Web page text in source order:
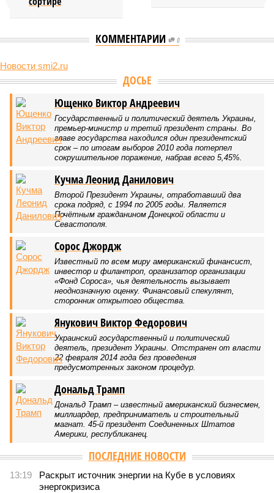
КОММЕНТАРИИ 0
Новости smi2.ru
ДОСЬЕ
Ющенко Виктор Андреевич
Государственный и политический деятель Украины,
премьер-министр и третий президент страны. Во
главе государства находился один президентский
срок – по итогам выборов 2010 года потерпел
сокрушительное поражение, набрав всего 5,45%.
Кучма Леонид Данилович
Второй Президент Украины, отработавший два
срока подряд, с 1994 по 2005 годы. Является
Почётным гражданином Донецкой области и
Севастополя.
Сорос Джордж
Известный по всем миру американский финансист,
инвестор и филантроп, организатор организации
«Фонд Сороса», чья деятельность вызывает
неоднозначную оценку. Финансовый спекулянт,
сторонник открытого общества.
Янукович Виктор Федорович
Украинский государственный и политический
деятель, президент Украины. Отстранен от власти
22 февраля 2014 года без проведения
предусмотренных законом процедур.
Дональд Трамп
Дональд Трамп – известный американский бизнесмен,
миллиардер, предприниматель и строительный
магнат. 45-й президент Соединенных Штатов
Америки, республиканец.
ПОСЛЕДНИЕ НОВОСТИ
13:19
Раскрыт источник энергии на Кубе в условиях
энергокризиса